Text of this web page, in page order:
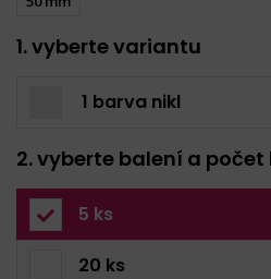
1. vyberte variantu
1 barva nikl
2. vyberte balení a počet
5 ks
20 ks